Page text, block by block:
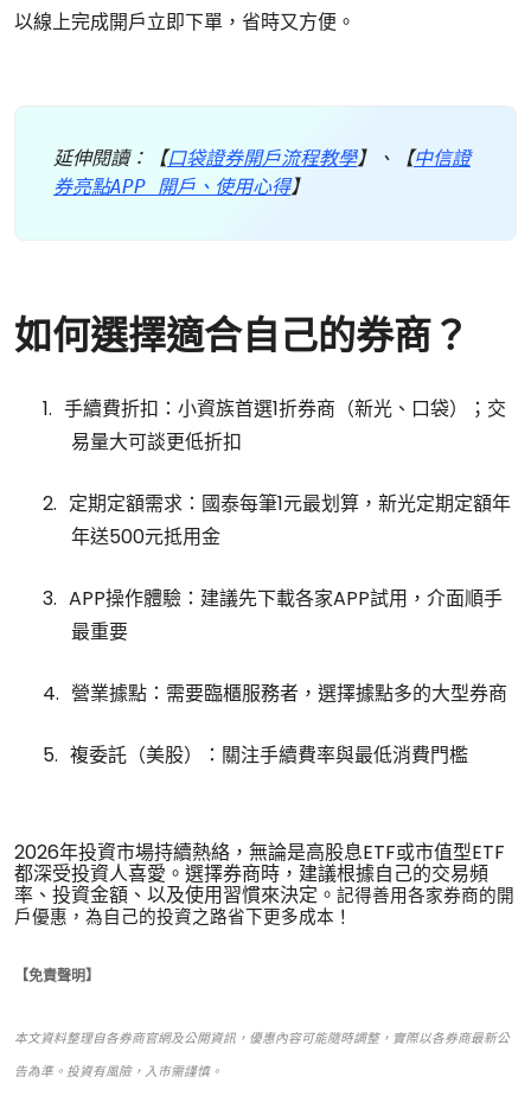
以線上完成開戶立即下單，省時又方便。
延伸閱讀：【口袋證券開戶流程教學】、【中信證
券亮點APP 開戶、使用心得】
如何選擇適合自己的券商？
1. 手續費折扣：小資族首選1折券商（新光、口袋）；交
易量大可談更低折扣
2. 定期定額需求：國泰每筆1元最划算，新光定期定額年
年送500元抵用金
3. APP操作體驗：建議先下載各家APP試用，介面順手
最重要
4. 營業據點：需要臨櫃服務者，選擇據點多的大型券商
5. 複委託（美股）：關注手續費率與最低消費門檻
2026年投資市場持續熱絡，無論是高股息ETF或市值型ETF
都深受投資人喜愛。選擇券商時，建議根據自己的交易頻
率、投資金額、以及使用習慣來決定。 記得善用各家券商的開
戶優惠，為自己的投資之路省下更多成本！
【免責聲明】
本文資料整理自各券商官網及公開資訊，優惠內容可能隨時調整，實際以各券商最新公
告為準。投資有風險，入市需謹慎。